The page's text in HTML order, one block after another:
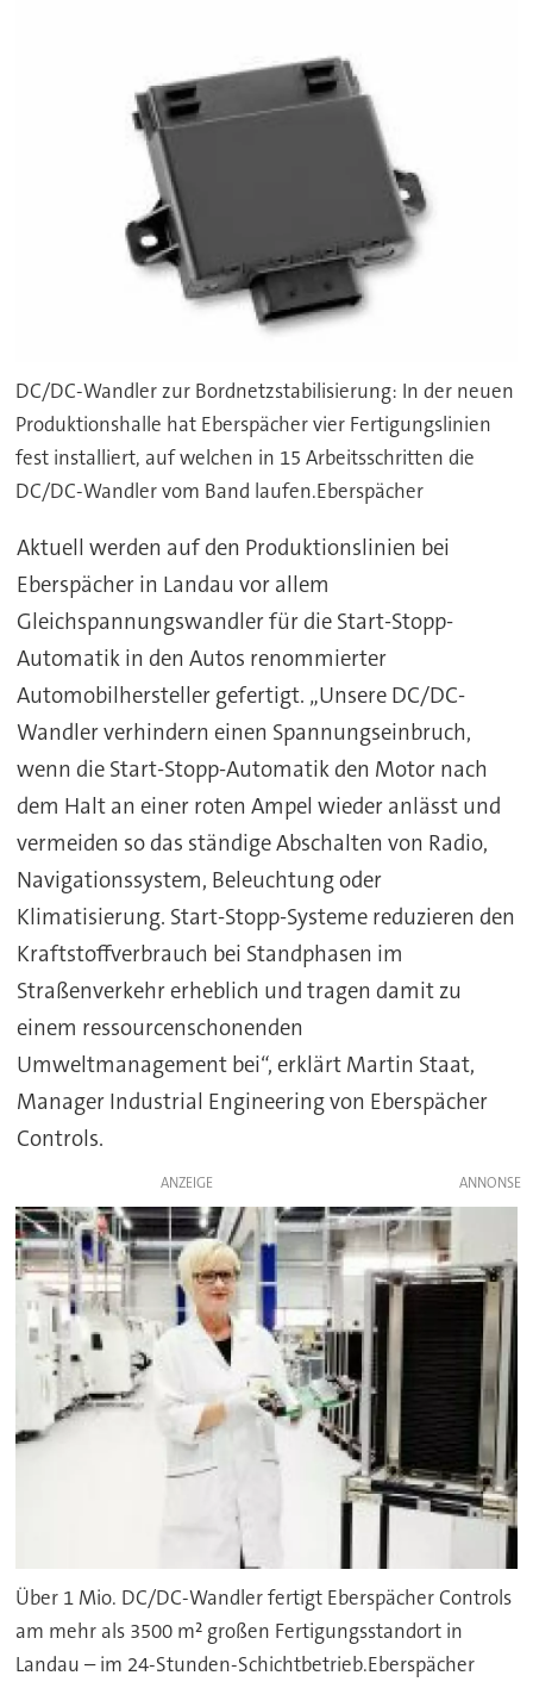
DC/DC-Wandler zur Bordnetzstabilisierung: In der neuen
Produktionshalle hat Eberspächer vier Fertigungslinien
fest installiert, auf welchen in 15 Arbeitsschritten die
DC/DC-Wandler vom Band laufen.Eberspächer
Aktuell werden auf den Produktionslinien bei
Eberspächer in Landau vor allem
Gleichspannungswandler für die Start-Stopp-
Automatik in den Autos renommierter
Automobilhersteller gefertigt. „Unsere DC/DC-
Wandler verhindern einen Spannungseinbruch,
wenn die Start-Stopp-Automatik den Motor nach
dem Halt an einer roten Ampel wieder anlässt und
vermeiden so das ständige Abschalten von Radio,
Navigationssystem, Beleuchtung oder
Klimatisierung. Start-Stopp-Systeme reduzieren den
Kraftstoffverbrauch bei Standphasen im
Straßenverkehr erheblich und tragen damit zu
einem ressourcenschonenden
Umweltmanagement bei“, erklärt Martin Staat,
Manager Industrial Engineering von Eberspächer
Controls.
ANZEIGE
Über 1 Mio. DC/DC-Wandler fertigt Eberspächer Controls
am mehr als 3500 m² großen Fertigungsstandort in
Landau – im 24-Stunden-Schichtbetrieb.Eberspächer